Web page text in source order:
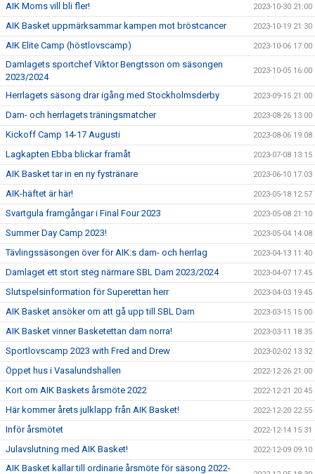
AIK Moms vill bli fler! 2023-10-30 21:00
AIK Basket uppmärksammar kampen mot bröstcancer 2023-10-19 21:30
AIK Elite Camp (höstlovscamp) 2023-10-06 17:00
Damlagets sportchef Viktor Bengtsson om säsongen
2023/2024
2023-10-05 16:00
Herrlagets säsong drar igång med Stockholmsderby 2023-09-15 21:00
Dam- och herrlagets träningsmatcher 2023-08-26 13:00
Kickoff Camp 14-17 Augusti 2023-08-06 19:08
Lagkapten Ebba blickar framåt 2023-07-08 13:15
AIK Basket tar in en ny fystränare 2023-06-10 17:03
AIK-häftet är här! 2023-05-18 12:57
Svartgula framgångar i Final Four 2023 2023-05-08 21:10
Summer Day Camp 2023! 2023-05-04 14:08
Tävlingssäsongen över för AIK:s dam- och herrlag 2023-04-13 11:40
Damlaget ett stort steg närmare SBL Dam 2023/2024 2023-04-07 17:45
Slutspelsinformation för Superettan herr 2023-04-03 19:45
AIK Basket ansöker om att gå upp till SBL Dam 2023-03-15 15:00
AIK Basket vinner Basketettan dam norra! 2023-03-11 18:35
Sportlovscamp 2023 with Fred and Drew 2023-02-02 13:32
Öppet hus i Vasalundshallen 2022-12-26 21:00
Kort om AIK Baskets årsmöte 2022 2022-12-21 20:45
Här kommer årets julklapp från AIK Basket! 2022-12-20 22:55
Inför årsmötet 2022-12-14 15:31
Julavslutning med AIK Basket! 2022-12-09 09:10
AIK Basket kallar till ordinarie årsmöte för säsong 2022-